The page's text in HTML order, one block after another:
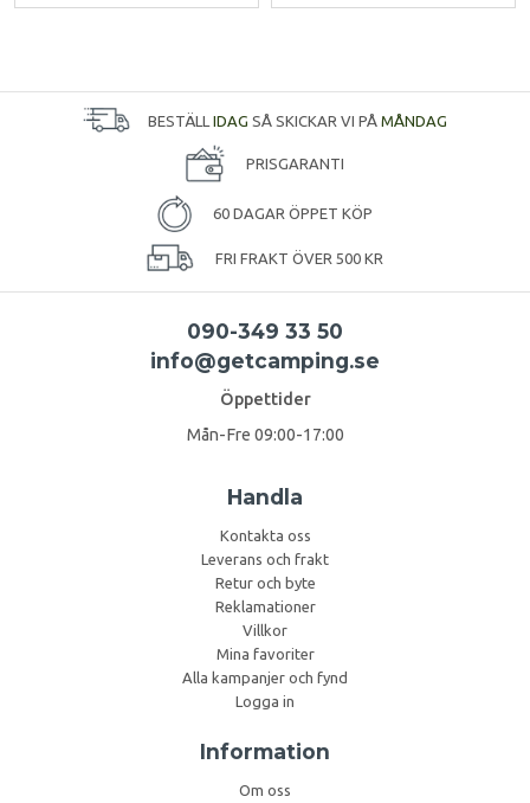
BESTÄLL IDAG SÅ SKICKAR VI PÅ MÅNDAG
PRISGARANTI
60 DAGAR ÖPPET KÖP
FRI FRAKT ÖVER 500 KR
090-349 33 50
info@getcamping.se
Öppettider
Mån-Fre 09:00-17:00
Handla
Kontakta oss
Leverans och frakt
Retur och byte
Reklamationer
Villkor
Mina favoriter
Alla kampanjer och fynd
Logga in
Information
Om oss